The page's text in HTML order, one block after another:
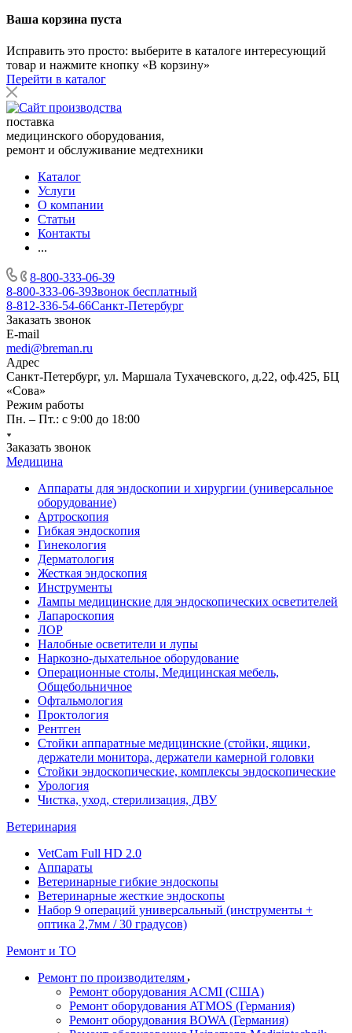
Ваша корзина пуста
Исправить это просто: выберите в каталоге интересующий
товар и нажмите кнопку «В корзину»
Перейти в каталог
поставка
медицинского оборудования,
ремонт и обслуживание медтехники
Каталог
Услуги
О компании
Статьи
Контакты
...
8-800-333-06-39
8-800-333-06-39Звонок бесплатный
8-812-336-54-66Санкт-Петербург
Заказать звонок
E-mail
medi@breman.ru
Адрес
Санкт-Петербург, ул. Маршала Тухачевского, д.22, оф.425, БЦ
«Сова»
Режим работы
Пн. – Пт.: с 9:00 до 18:00
Заказать звонок
Медицина
Аппараты для эндоскопии и хирургии (универсальное
оборудование)
Артроскопия
Гибкая эндоскопия
Гинекология
Дерматология
Жесткая эндоскопия
Инструменты
Лампы медицинские для эндоскопических осветителей
Лапароскопия
ЛОР
Налобные осветители и лупы
Наркозно-дыхательное оборудование
Операционные столы, Медицинская мебель,
Общебольничное
Офтальмология
Проктология
Рентген
Стойки аппаратные медицинские (стойки, ящики,
держатели монитора, держатели камерной головки
Стойки эндоскопические, комплексы эндоскопические
Урология
Чистка, уход, стерилизация, ДВУ
Ветеринария
VetCam Full HD 2.0
Аппараты
Ветеринарные гибкие эндоскопы
Ветеринарные жесткие эндоскопы
Набор 9 операций универсальный (инструменты +
оптика 2,7мм / 30 градусов)
Ремонт и ТО
Ремонт по производителям
Ремонт оборудования ACMI (США)
Ремонт оборудования ATMOS (Германия)
Ремонт оборудования BOWA (Германия)